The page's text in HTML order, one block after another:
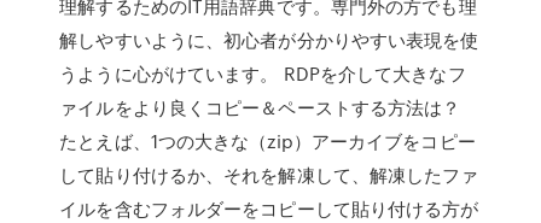
理解するためのIT用語辞典です。専門外の方でも理
解しやすいように、初心者が分かりやすい表現を使
うように心がけています。 RDPを介して大きなフ
ァイルをより良くコピー＆ペーストする方法は？
たとえば、1つの大きな（zip）アーカイブをコピー
して貼り付けるか、それを解凍して、解凍したファ
イルを含むフォルダーをコピーして貼り付ける方が